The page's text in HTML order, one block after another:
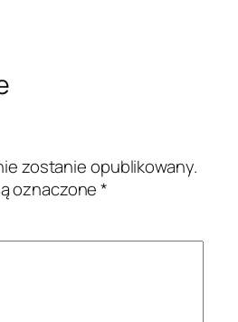
zostanie opublikowany.
oznaczone*